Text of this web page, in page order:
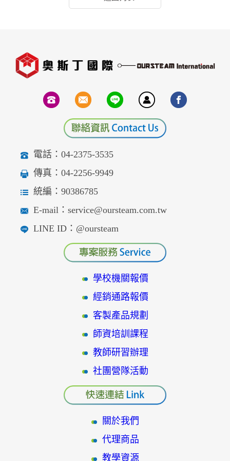
電話：04-2375-3535
傳真：04-2256-9949
統編：90386785
E-mail：service@oursteam.com.tw
LINE ID：@oursteam
學校機關報價
經銷通路報價
客製產品規劃
師資培訓課程
教師研習辦理
社團營隊活動
關於我們
代理商品
教學資源